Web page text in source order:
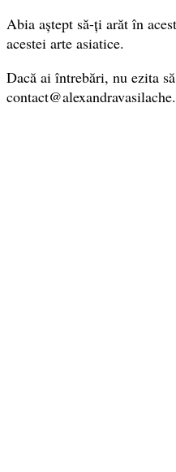
Abia aștept să-ți arăt în
acestei arte asiatice.
Dacă ai întrebări, nu ezita